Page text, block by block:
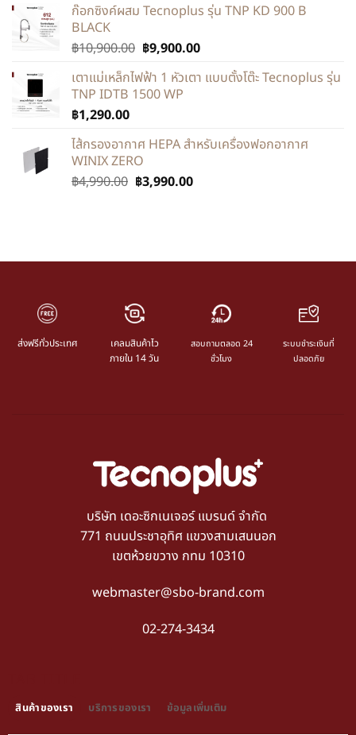
ก๊อกซิงค์ผสม Tecnoplus รุ่น TNP KD 900 B
BLACK
฿10,900.00 ฿9,900.00
เตาแม่เหล็กไฟฟ้า 1 หัวเตา แบบตั้งโต๊ะ Tecnoplus รุ่น
TNP IDTB 1500 WP
฿1,290.00
ไส้กรองอากาศ HEPA สำหรับเครื่องฟอกอากาศ
WINIX ZERO
฿4,990.00 ฿3,990.00
ส่งฟรีทั่วประเทศ
เคลมสินค้าไว
ภายใน 14 วัน
สอบถามตลอด 24
ชั่วโมง
ระบบชำระเงินที่
ปลอดภัย
บริษัท เดอะซิกเนเจอร์ แบรนด์ จำกัด
771 ถนนประชาอุทิศ แขวงสามเสนนอก
เขตห้วยขวาง กทม 10310
webmaster@sbo-brand.com
02-274-3434
สินค้าของเรา บริการของเรา ข้อมูลเพิ่มเติม